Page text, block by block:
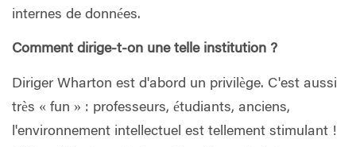
internes de données.
Comment dirige-t-on une telle institution ?
Diriger Wharton est d'abord un privilège. C'est aussi
très « fun » : professeurs, étudiants, anciens,
l'environnement intellectuel est tellement stimulant !